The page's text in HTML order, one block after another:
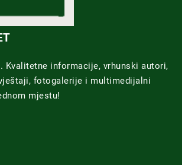
Kvalitetne informacije, vrhunski autori,
fotogalerije i multimedijalni
mjestu!